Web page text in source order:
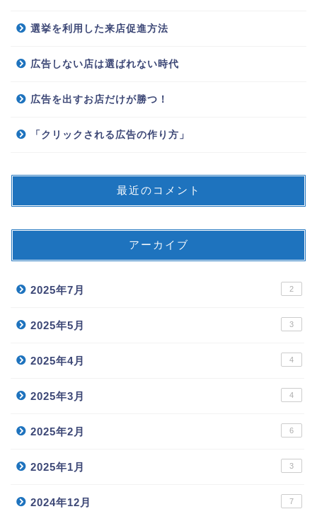
選挙を利用した来店促進方法
広告しない店は選ばれない時代
広告を出すお店だけが勝つ！
「クリックされる広告の作り方」
最近のコメント
アーカイブ
2025年7月 2
2025年5月 3
2025年4月 4
2025年3月 4
2025年2月 6
2025年1月 3
2024年12月 7